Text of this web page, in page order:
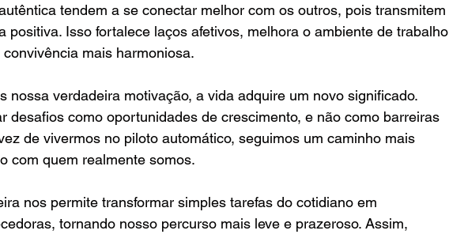
tendem a se conectar melhor com os outros, pois transmitem
positiva. Isso fortalece laços afetivos, melhora o ambiente de trabalho
mais harmoniosa.
nossa verdadeira motivação, a vida adquire um novo significado.
desafios como oportunidades de crescimento, e não como barreiras
de vivermos no piloto automático, seguimos um caminho mais
com quem realmente somos.
nos permite transformar simples tarefas do cotidiano em
tornando nosso percurso mais leve e prazeroso. Assim,